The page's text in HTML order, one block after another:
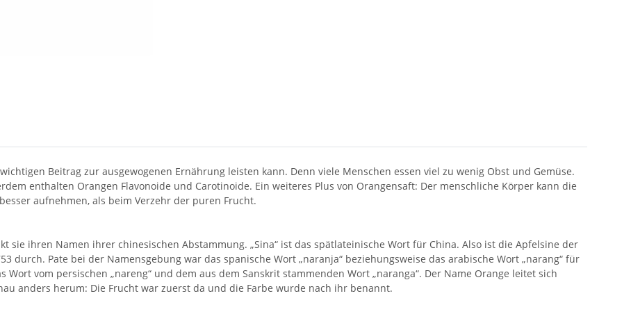
Beitrag zur ausgewogenen Ernährung leisten kann. Denn viele Menschen essen viel zu wenig Obst und Gemüse.
enthalten Orangen Flavonoide und Carotinoide. Ein weiteres Plus von Orangensaft: Der menschliche Körper kann die
aufnehmen, als beim Verzehr der puren Frucht.
sie ihren Namen ihrer chinesischen Abstammung. „Sina“ ist das spätlateinische Wort für China. Also ist die Apfelsine der
durch. Pate bei der Namensgebung war das spanische Wort „naranja“ beziehungsweise das arabische Wort „narang“ für
vom persischen „nareng“ und dem aus dem Sanskrit stammenden Wort „naranga“. Der Name Orange leitet sich
anders herum: Die Frucht war zuerst da und die Farbe wurde nach ihr benannt.